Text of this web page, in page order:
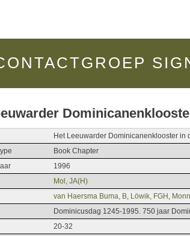
Het Leeuwarder Dominicanenklooster in
Book Chapter
1996
Mol, JA(H)
van Haersma Buma, B Löwik, FGH
Dominicusdag 1245-1995. 750 jaar
20-32